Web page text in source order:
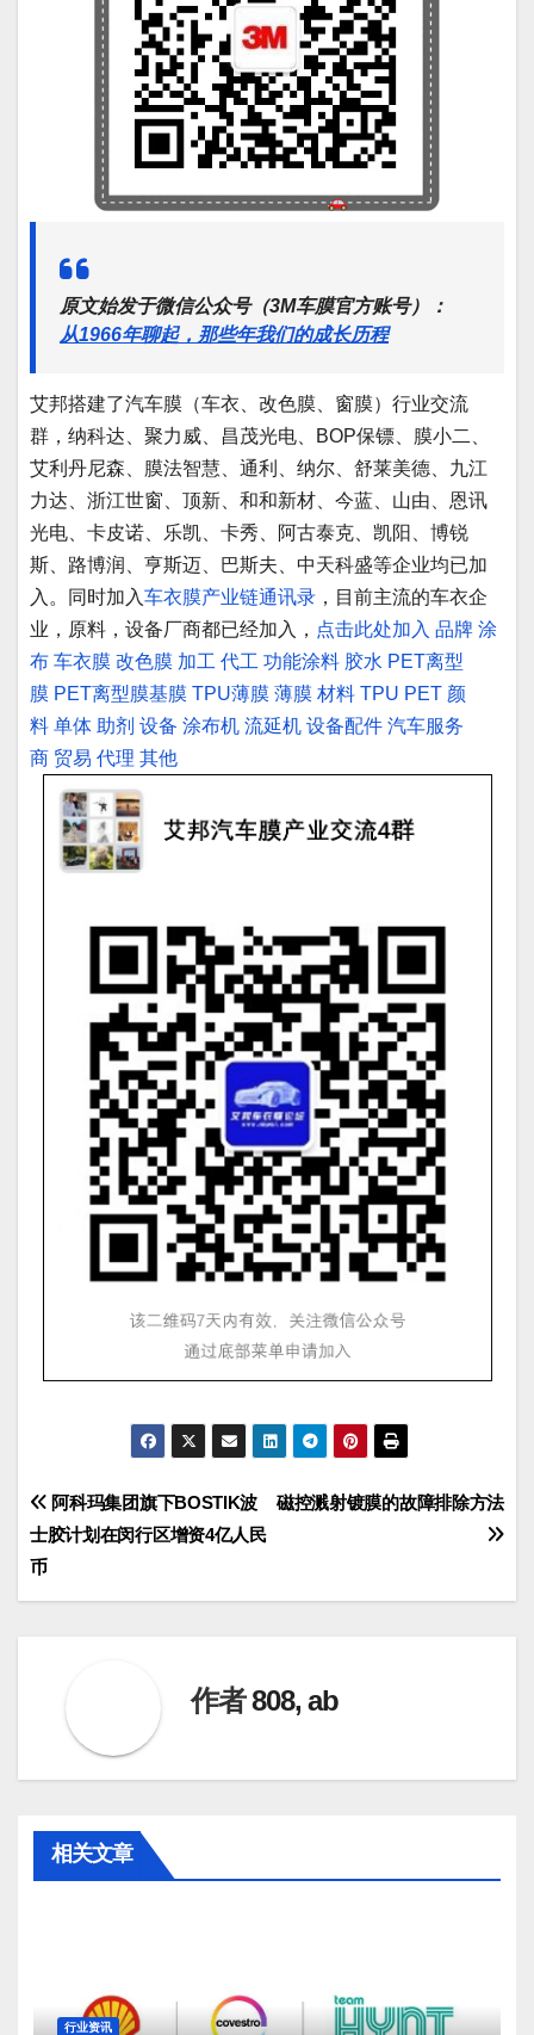
原文始发于微信公众号（3M车膜官方账号）：
从1966年聊起，那些年我们的成长历程
艾邦搭建了汽车膜（车衣、改色膜、窗膜）行业交流
群，纳科达、聚力威、昌茂光电、BOP保镖、膜小二、
艾利丹尼森、膜法智慧、通利、纳尔、舒莱美德、九江
力达、浙江世窗、顶新、和和新材、今蓝、山由、恩讯
光电、卡皮诺、乐凯、卡秀、阿古泰克、凯阳、博锐
斯、路博润、亨斯迈、巴斯夫、中天科盛等企业均已加
入。同时加入车衣膜产业链通讯录 ，目前主流的车衣企
业，原料，设备厂商都已经加入， 点击此处加入 品牌 涂
布 车衣膜 改色膜 加工 代工 功能涂料 胶水 PET离型
膜 PET离型膜基膜 TPU薄膜 薄膜 材料 TPU PET 颜
料 单体 助剂 设备 涂布机 流延机 设备配件 汽车服务
商 贸易 代理 其他
文
章
导
磁控溅射镀膜的故障排除方法
阿科玛集团旗下BOSTIK波
士胶计划在闵行区增资4亿人民
币
作者808, ab
相关文章
行业资讯